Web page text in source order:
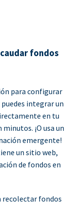
fondos
para configurar
integrar un
en tu
¡O usa un
emergente!
un sitio web,
de fondos en
recolectar fondos